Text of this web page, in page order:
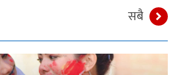
सबै